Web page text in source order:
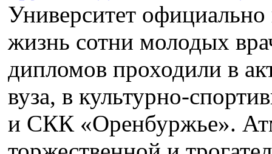
Университет
жизнь сотни молодых
дипломов проходили в
вуза, в
и СКК «Оренбуржье».